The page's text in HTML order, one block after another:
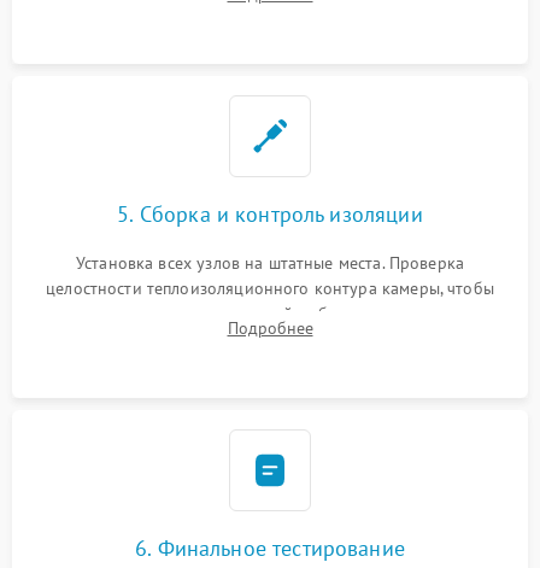
выгоревших реле, восстановление контактов и замена
5. Сборка и контроль изоляции
Установка всех узлов на штатные места. Проверка
целостности теплоизоляционного контура камеры, чтобы
исключить перегрев кухонной мебели и потерю тепла.
Надежная фиксация клемм и сборка корпуса шкафа.
Подробнее
6. Финальное тестирование